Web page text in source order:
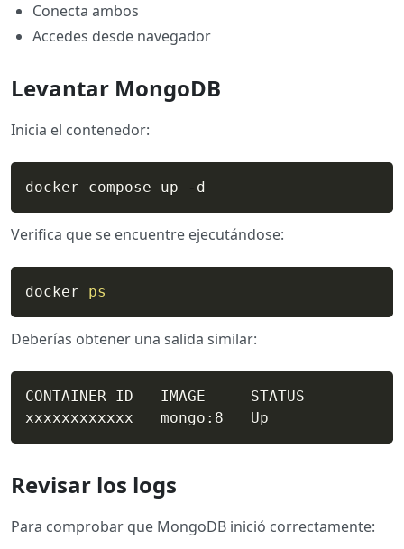
Conecta ambos
Accedes desde navegador
Levantar MongoDB
Inicia el contenedor:
docker compose up -d
Verifica que se encuentre ejecutándose:
docker ps
Deberías obtener una salida similar:
CONTAINER ID   IMAGE     STATUS
xxxxxxxxxxxx   mongo:8   Up
Revisar los logs
Para comprobar que MongoDB inició correctamente: